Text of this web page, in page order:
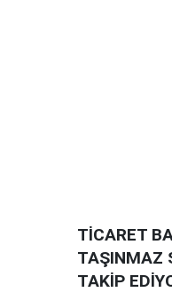
TİCARET
TAŞINMAZ
TAKİP